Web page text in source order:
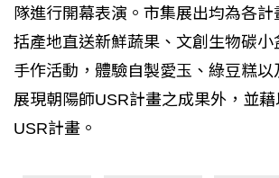
隊進行開幕表演。市集展出均為各
括產地直送新鮮蔬果、文創生物碳小
手作活動，體驗自製愛玉、綠豆糕以
展現朝陽師USR計畫之成果外，並
USR計畫。